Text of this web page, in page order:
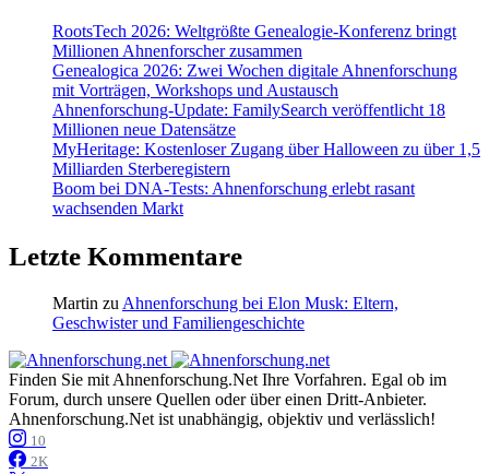
RootsTech 2026: Weltgrößte Genealogie-Konferenz bringt
Millionen Ahnenforscher zusammen
Genealogica 2026: Zwei Wochen digitale Ahnenforschung
mit Vorträgen, Workshops und Austausch
Ahnenforschung-Update: FamilySearch veröffentlicht 18
Millionen neue Datensätze
MyHeritage: Kostenloser Zugang über Halloween zu über 1,5
Milliarden Sterberegistern
Boom bei DNA-Tests: Ahnenforschung erlebt rasant
wachsenden Markt
Letzte Kommentare
Martin zu Ahnenforschung bei Elon Musk: Eltern,
Geschwister und Familiengeschichte
Finden Sie mit Ahnenforschung.Net Ihre Vorfahren. Egal ob im
Forum, durch unsere Quellen oder über einen Dritt-Anbieter.
Ahnenforschung.Net ist unabhängig, objektiv und verlässlich!
10
2K